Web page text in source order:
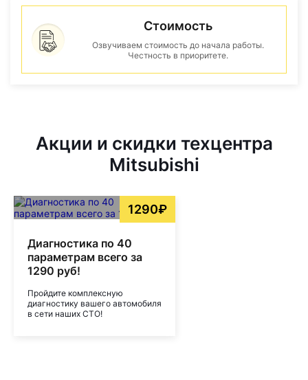
Стоимость
Озвучиваем стоимость до начала работы.
Честность в приоритете.
Акции и скидки техцентра
Mitsubishi
1290₽
Диагностика по 40
параметрам всего за
1290 руб!
Пройдите комплексную
диагностику вашего автомобиля
в сети наших СТО!